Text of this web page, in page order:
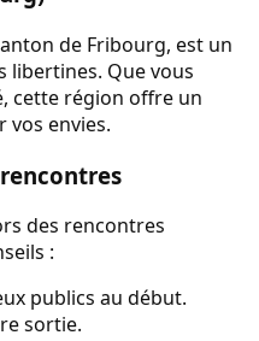
de Fribourg, est un
libertines. Que vous
cette région offre un
vos envies.
des rencontres
:
publics au début.
sortie.